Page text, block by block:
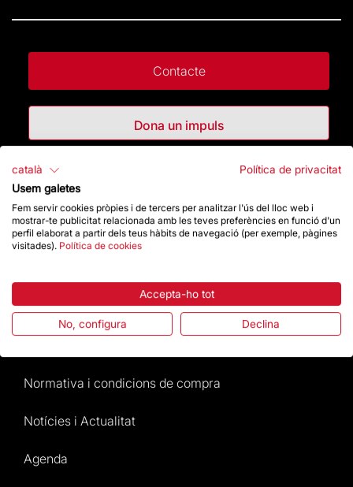
Contacte
Dona un impuls
Destacats
Preguntes freqüents
Normativa i condicions de compra
Notícies i Actualitat
Agenda
català
Política de privacitat
Usem galetes
Fem servir cookies pròpies i de tercers per analitzar l'ús del lloc web i
mostrar-te publicitat relacionada amb les teves preferències en funció d'un
perfil elaborat a partir dels teus hàbits de navegació (per exemple, pàgines
visitades). Política de cookies
Accepta-ho tot
No, configura Declina